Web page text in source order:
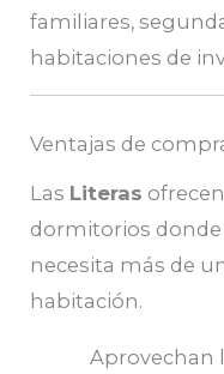
familiares,
habitaciones de
Ventajas de
Las Literas
dormitorios donde
necesita más de
habitación.
Aprovechan